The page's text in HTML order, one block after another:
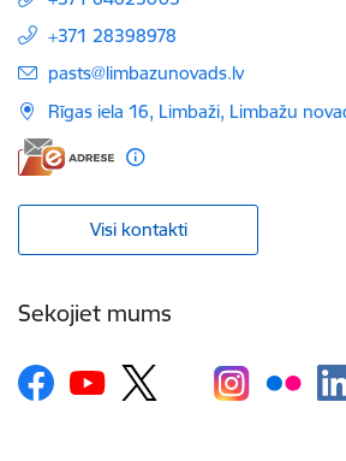
+371 28398978
E-pasts:
pasts@limbazunovads.lv
Rīgas iela 16, Limbaži, Limbažu
Visi kontakti
Sekojiet mums